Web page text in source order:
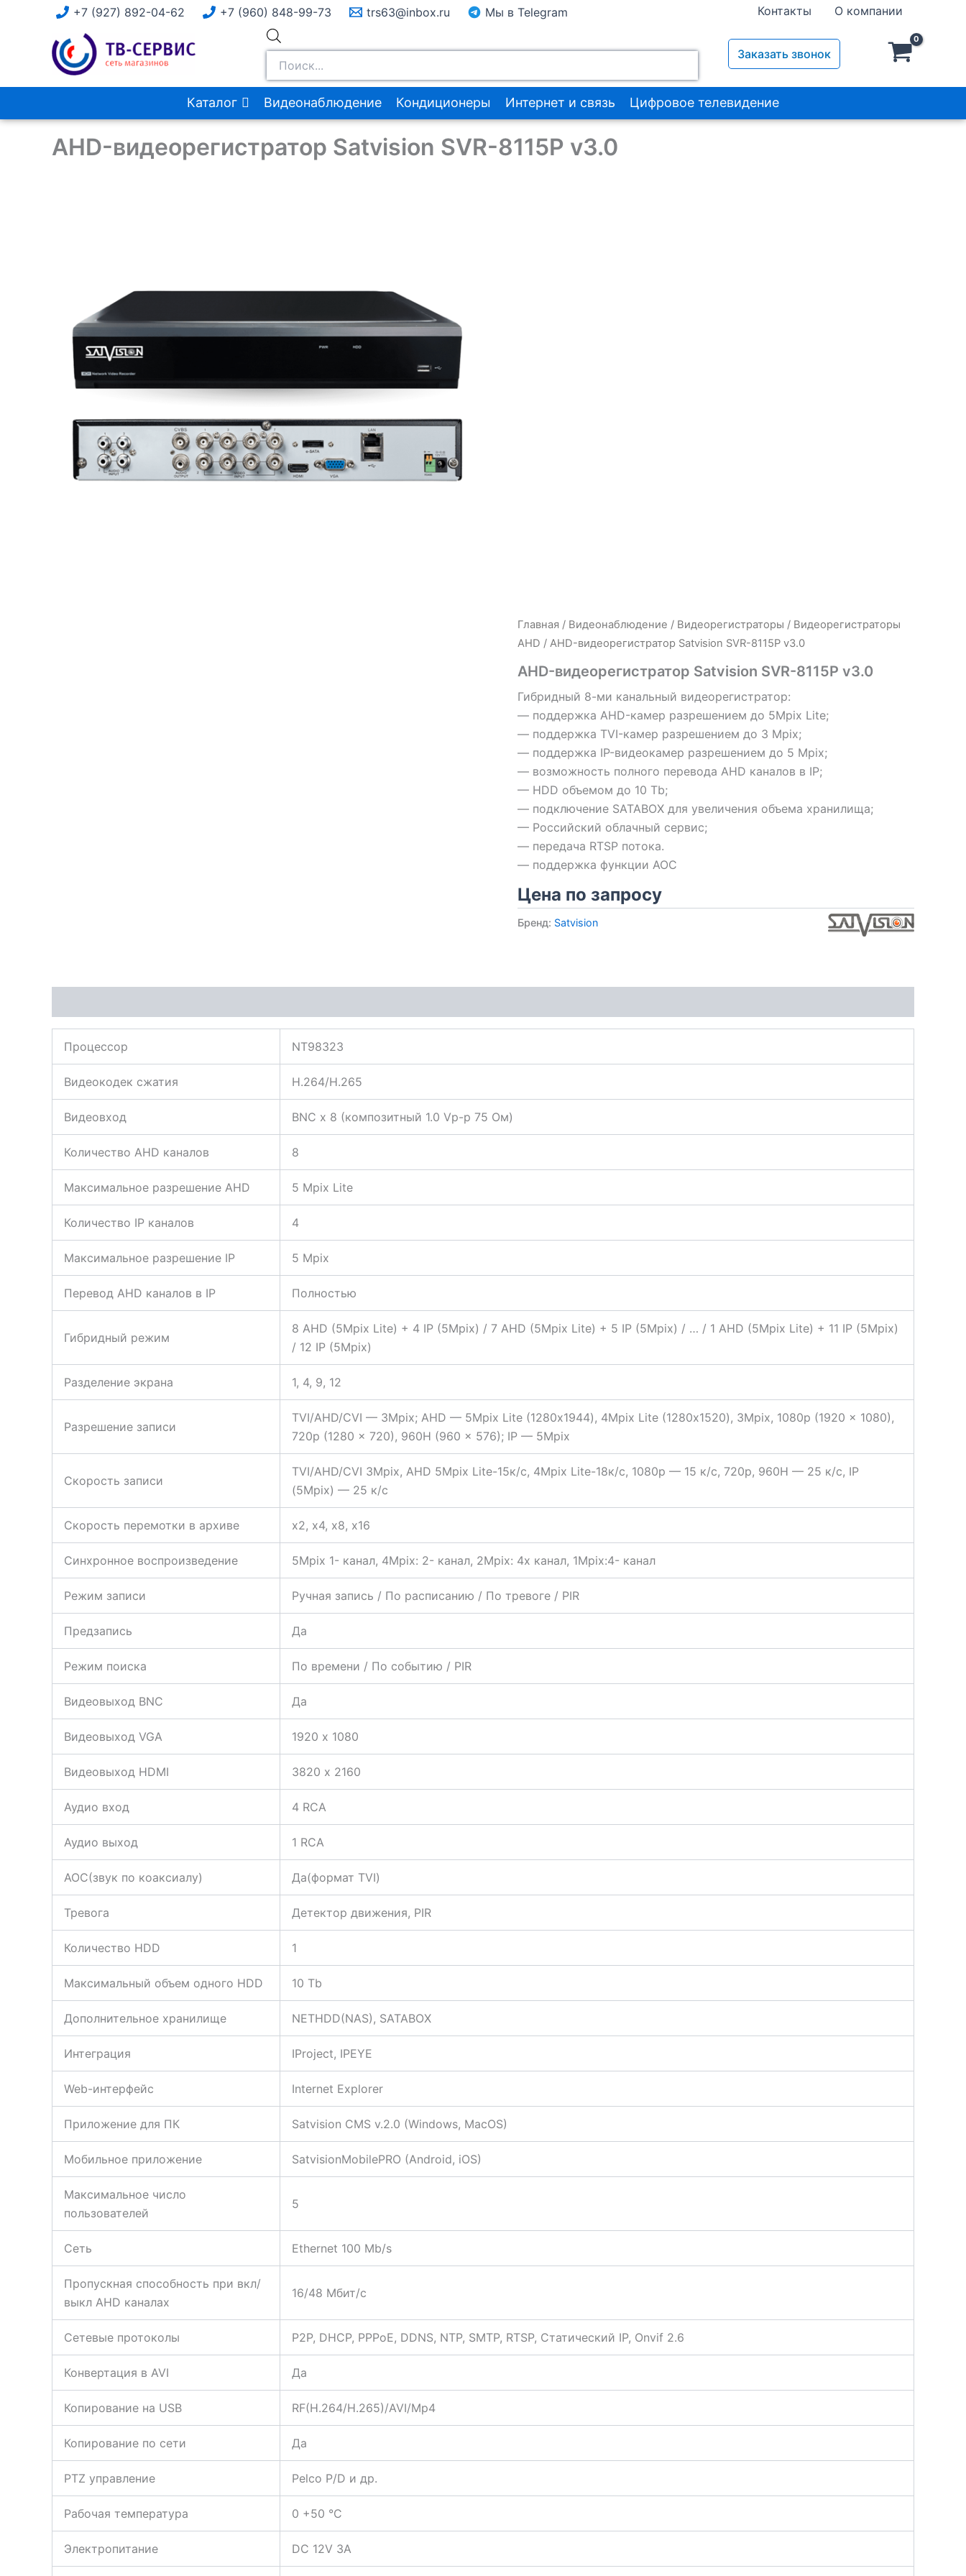
содержимому
+7 (927) 892-04-62 +7 (960) 848-99-73 trs63@inbox.ru Мы в Telegram Контакты О компании
товаров
Заказать звонок
Каталог Видеонаблюдение Кондиционеры Интернет и связь Цифровое телевидение
AHD-видеорегистратор Satvision SVR-8115P v3.0
Главная / Видеонаблюдение / Видеорегистраторы / Видеорегистраторы
AHD / AHD-видеорегистратор Satvision SVR-8115P v3.0
AHD-видеорегистратор Satvision SVR-8115P v3.0
Гибридный 8-ми канальный видеорегистратор:
— поддержка AHD-камер разрешением до 5Mpix Lite;
— поддержка TVI-камер разрешением до 3 Mpix;
— поддержка IP-видеокамер разрешением до 5 Mpix;
— возможность полного перевода AHD каналов в IP;
— HDD объемом до 10 Tb;
— подключение SATABOX для увеличения объема хранилища;
— Российский облачный сервис;
— передача RTSP потока.
— поддержка функции АОС
Цена по запросу
Бренд: Satvision
Процессор NT98323
Видеокодек сжатия H.264/H.265
Видеовход BNC x 8 (композитный 1.0 Vp-p 75 Ом)
Количество AHD каналов 8
Максимальное разрешение AHD 5 Mpix Lite
Количество IP каналов 4
Максимальное разрешение IP 5 Mpix
Перевод AHD каналов в IP Полностью
Гибридный режим
8 AHD (5Mpix Lite) + 4 IP (5Mpix) / 7 AHD (5Mpix Lite) + 5 IP (5Mpix) / … / 1 AHD (5Mpix Lite) + 11 IP (5Mpix)
/ 12 IP (5Mpix)
Разделение экрана 1, 4, 9, 12
Разрешение записи
TVI/AHD/CVI — 3Mpix; AHD — 5Mpix Lite (1280х1944), 4Mpix Lite (1280х1520), 3Mpix, 1080p (1920 × 1080),
720p (1280 × 720), 960H (960 × 576); IP — 5Mpix
Скорость записи
TVI/AHD/CVI 3Mpix, AHD 5Mpix Lite-15к/с, 4Mpix Lite-18к/с, 1080p — 15 к/с, 720p, 960H — 25 к/с, IP
(5Mpix) — 25 к/с
Скорость перемотки в архиве x2, x4, x8, x16
Синхронное воспроизведение 5Mpix 1- канал, 4Mpix: 2- канал, 2Mpix: 4х канал, 1Mpix:4- канал
Режим записи Ручная запись / По расписанию / По тревоге / PIR
Предзапись Да
Режим поиска По времени / По событию / PIR
Видеовыход BNC Да
Видеовыход VGA 1920 х 1080
Видеовыход HDMI 3820 х 2160
Аудио вход 4 RCA
Аудио выход 1 RCA
AOC(звук по коаксиалу) Да(формат TVI)
Тревога Детектор движения, PIR
Количество HDD 1
Максимальный объем одного HDD 10 Tb
Дополнительное хранилище NETHDD(NAS), SATABOX
Интеграция IProject, IPEYE
Web-интерфейс Internet Explorer
Приложение для ПК Satvision CMS v.2.0 (Windows, MacOS)
Мобильное приложение SatvisionMobilePRO (Android, iOS)
Максимальное число
пользователей
5
Сеть Ethernet 100 Mb/s
Пропускная способность при вкл/
выкл AHD каналах
16/48 Мбит/с
Сетевые протоколы P2P, DHCP, PPPoE, DDNS, NTP, SMTP, RTSP, Статический IP, Onvif 2.6
Конвертация в AVI Да
Копирование на USB RF(H.264/H.265)/AVI/Mp4
Копирование по сети Да
PTZ управление Pelco P/D и др.
Рабочая температура 0 +50 °C
Электропитание DC 12V 3A